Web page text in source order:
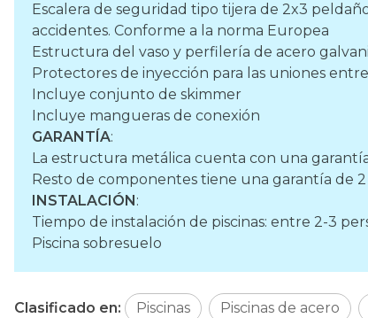
Escalera de seguridad tipo tijera de 2x3
accidentes. Conforme a la norma Europea
Estructura del vaso y perfilería de acero
Protectores de inyección para las uniones
Incluye conjunto de skimmer
Incluye mangueras de conexión
GARANTÍA:
La estructura metálica cuenta con una
Resto de componentes tiene una garantía de
INSTALACIÓN :
Tiempo de instalación de piscinas: entre 2-3
Piscina sobresuelo
Clasificado en: Piscinas Piscinas de acero